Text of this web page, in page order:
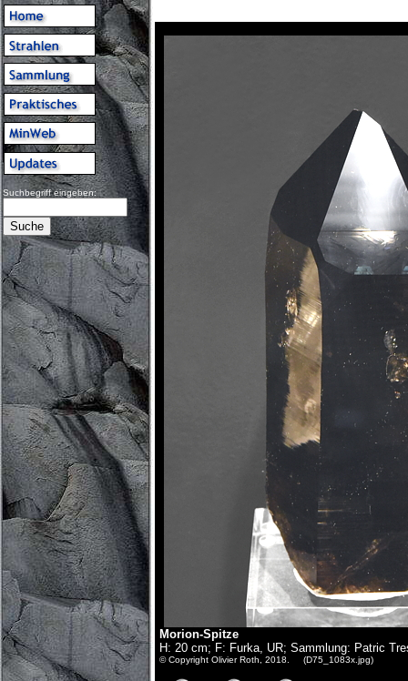
Suchbegriff eingeben:
Morion-Spitze
H: 20 cm; F: Furka, UR; Sammlung: Patric
© Copyright Olivier Roth, 2018. (D75_1083x.jpg)